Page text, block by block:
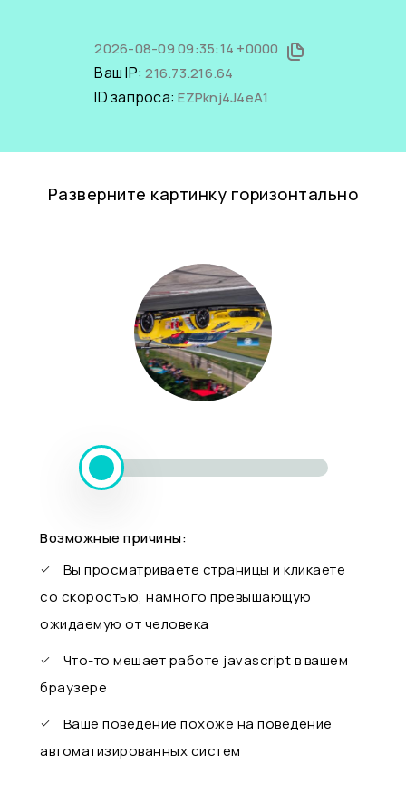
2026-08-09 09:35:14 +0000
Ваш IP:216.73.216.64
ID запроса:EZPknj4J4eA1
Разверните картинку горизонтально
Возможные причины:
Вы просматриваете страницы и кликаете
со скоростью, намного превышающую
ожидаемую от человека
Что-то мешает работе javascript в вашем
браузере
Ваше поведение похоже на поведение
автоматизированных систем